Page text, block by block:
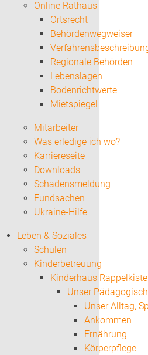
Online Rathaus
Ortsrecht
Behördenwegweiser
Regionale Behörden
Lebenslagen
Bodenrichtwerte
Mietspiegel
Mitarbeiter
Was erledige ich wo?
Karriereseite
Downloads
Schadensmeldung
Fundsachen
Ukraine-Hilfe
Leben & Soziales
Schulen
Kinderbetreuung
Kinderhaus Rappelkiste
Unser
Unser Alltag,
Ankommen
Ernährung
Körperpflege